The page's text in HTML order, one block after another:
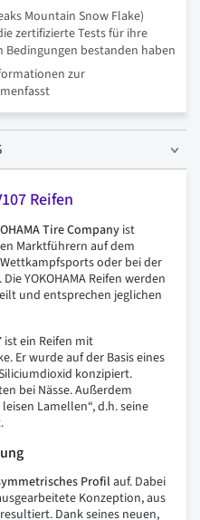
Mountain Snow Flake)
zertifizierte Tests für ihre
bestanden haben
zur
Reifen
Tire Company ist
Marktführern auf dem
oder bei der
YOKOHAMA Reifen werden
und entsprechen jeglichen
ist ein Reifen mit
Er wurde auf der Basis eines
konzipiert.
bei Nässe. Außerdem
Lamellen“, d.h. seine
Profilauf. Dabei
Konzeption, aus
Dank seines neuen,